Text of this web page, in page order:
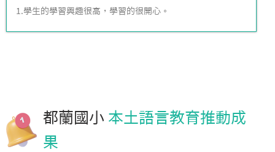
1.學生的學習興趣很高，學習的很開心。
都蘭國小 本土語言教育推動成
果